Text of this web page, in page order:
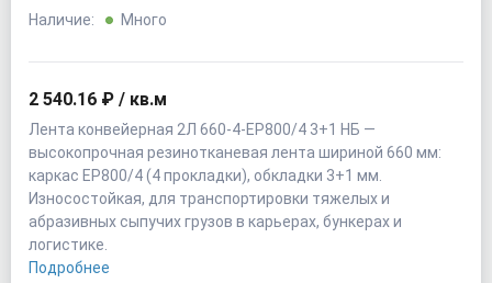
Наличие: Много
2 540.16 ₽ / кв.м
Лента конвейерная 2Л 660-4-EP800/4 3+1 НБ —
высокопрочная резинотканевая лента шириной 660 мм:
каркас EP800/4 (4 прокладки), обкладки 3+1 мм.
Износостойкая, для транспортировки тяжелых и
абразивных сыпучих грузов в карьерах, бункерах и
логистике.
Подробнее